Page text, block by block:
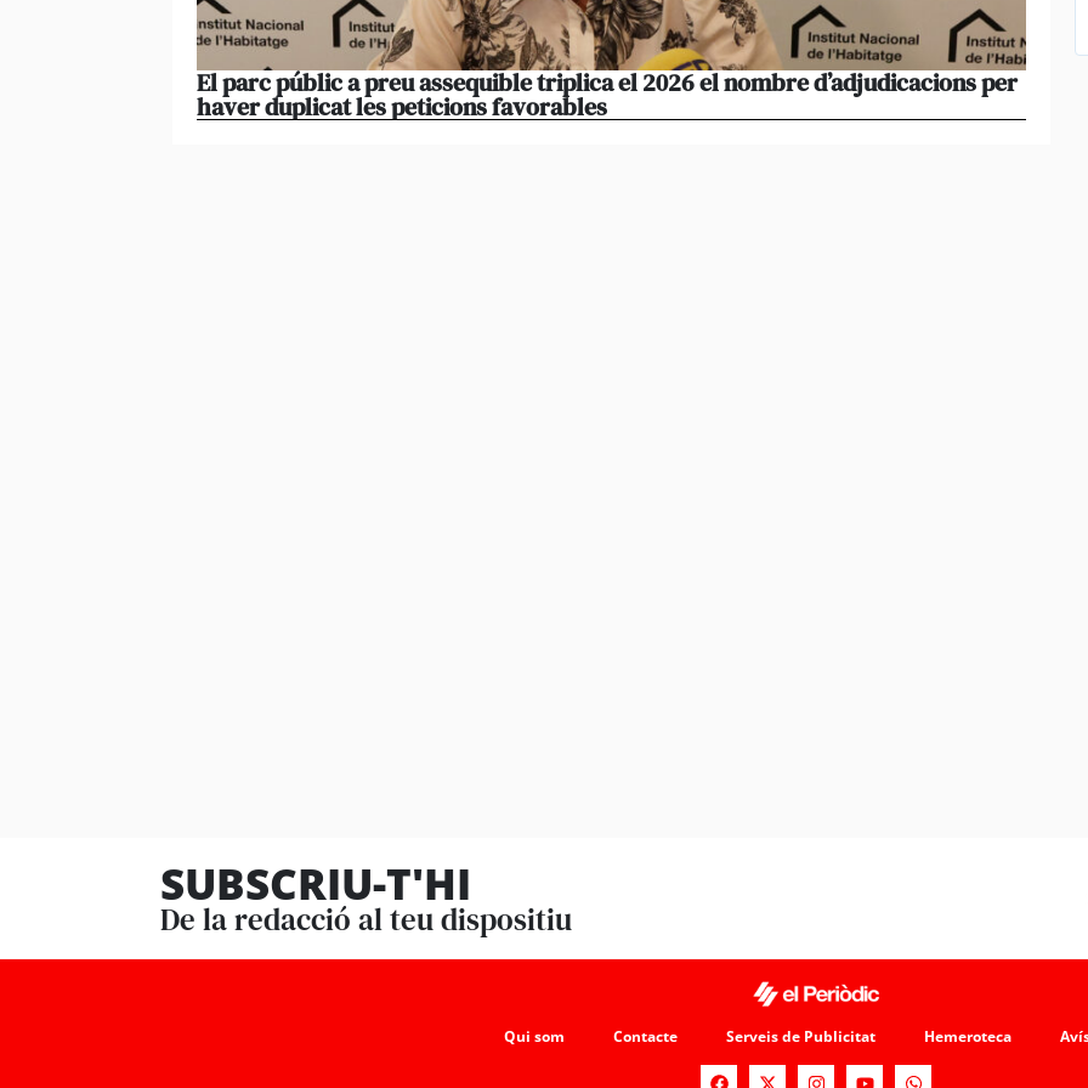
El parc públic a preu assequible triplica el 2026 el nombre d’adjudicacions per
haver duplicat les peticions favorables
La
SUBSCRIU-T'HI
De la redacció al teu dispositiu
Qui som Contacte Serveis de Publicitat Hemeroteca